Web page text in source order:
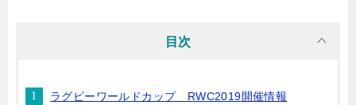
目次
ラグビーワールドカップ RWC2019開催情報